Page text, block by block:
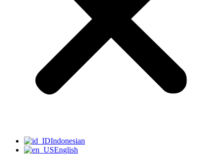
Indonesian
English